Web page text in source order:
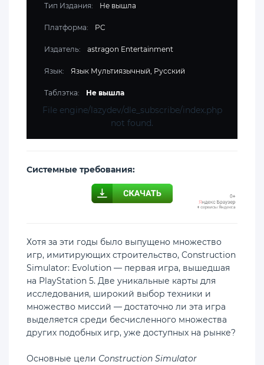
Тип Издания: Не вышла
Платформа: PC
Издатель: astragon Entertainment
Язык: Язык Мультиязычный, Русский
Таблэтка: Не вышла
File engine/lazydev/dle_subscribe/index.php
not found.
Cистемные требования:
Хотя за эти годы было выпущено множество
игр, имитирующих строительство, Construction
Simulator: Evolution — первая игра, вышедшая
на PlayStation 5. Две уникальные карты для
исследования, широкий выбор техники и
множество миссий — достаточно ли эта игра
выделяется среди бесчисленного множества
других подобных игр, уже доступных на рынке?
Основные цели Construction Simulator